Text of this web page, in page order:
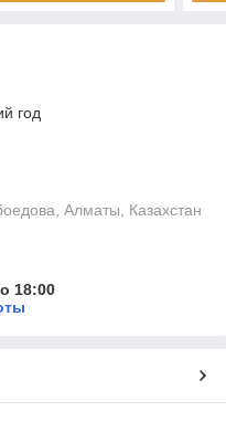
год
Алматы, Казахстан
18:00